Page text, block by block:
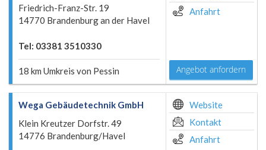
Friedrich-Franz-Str. 19
14770 Brandenburg an der Havel
Tel: 03381 3510330
18 km Umkreis von Pessin
Anfahrt
Angebot anfordern
Wega Gebäudetechnik GmbH
Klein Kreutzer Dorfstr. 49
14776 Brandenburg/Havel
Website
Kontakt
Anfahrt